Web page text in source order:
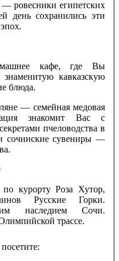
ровесники египетских
день сохранились эти
кафе, где Вы
кавказскую
блюда.
— семейная медовая
знакомит Вас с
пчеловодства в
сочинские сувениры —
курорту Роза Хутор,
Русские Горки.
наследием Сочи.
трассе.